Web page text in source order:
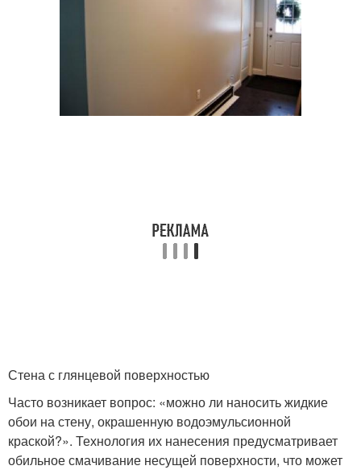
Стена с глянцевой поверхностью
Часто возникает вопрос: «можно ли наносить жидкие
обои на стену, окрашенную водоэмульсионной
краской?». Технология их нанесения предусматривает
обильное смачивание несущей поверхности, что может